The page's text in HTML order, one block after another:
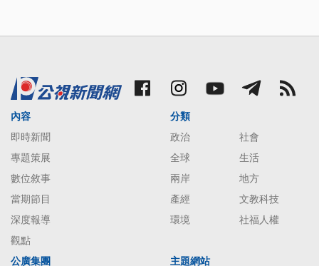
內容
即時新聞
專題策展
數位敘事
當期節目
深度報導
觀點
分類
政治
社會
全球
生活
兩岸
地方
產經
文教科技
環境
社福人權
公廣集團 主題網站